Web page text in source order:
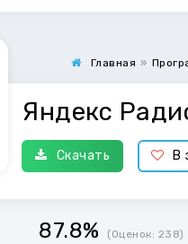
Главная »
Яндекс
Скачать В
87.8% (Оценок: 238)